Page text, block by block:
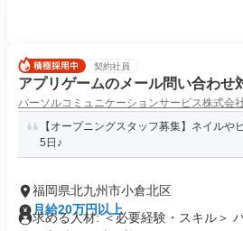
契約社員
アプリゲームのメール問い合わせ
パーソルコミュニケーションサービス株式会
【オープニングスタッフ募集】ネイルや
5日♪
福岡県北九州市小倉北区
月給20万円以上
求める人材: ＜必要経験・スキル＞